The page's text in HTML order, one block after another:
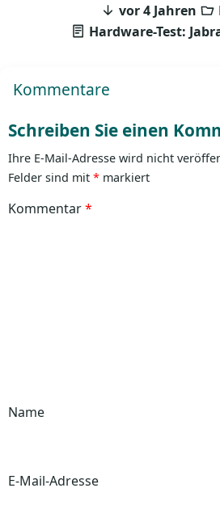
vor 4 Jahren
Hardware-Test:
Kommentare
Schreiben Sie einen
Ihre E-Mail-Adresse wird nicht
Felder sind mit * markiert
Kommentar*
Name
E-Mail-Adresse